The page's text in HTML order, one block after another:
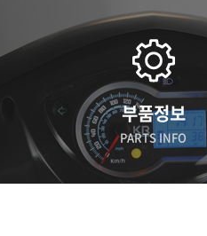
부품정보
PARTS INFO